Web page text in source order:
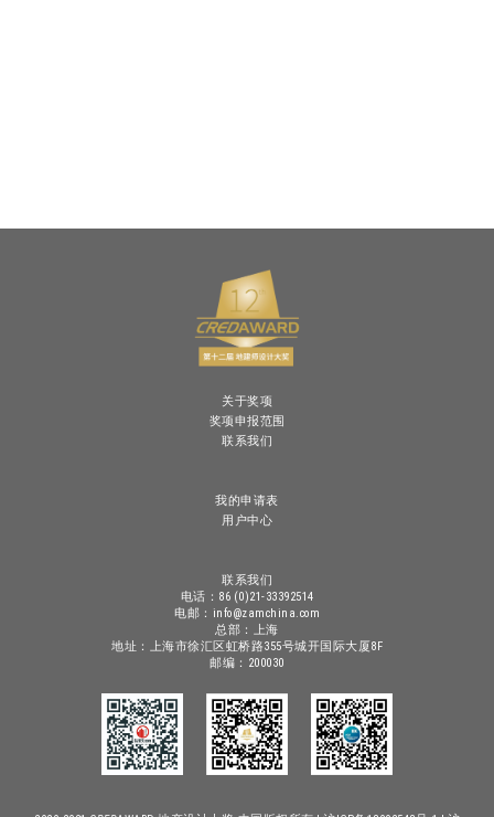
关于奖项
奖项申报范围
联系我们
我的申请表
用户中心
联系我们
电话：86 (0)21-33392514
电邮：info@zamchina.com
总部：上海
地址：上海市徐汇区虹桥路355号城开国际大厦8F
邮编：200030